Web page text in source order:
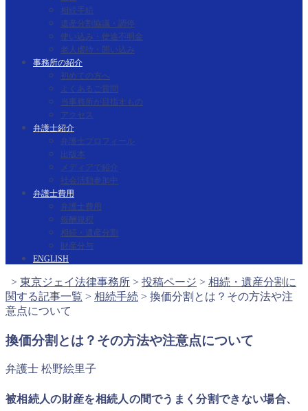
相続手続
遺産分割協議・調停
使い込み・使途不明金
老人虐待・囲い込み
事務所の紹介
初めての方へ
よくあるご質問
当事務所が目指すもの
アクセス
弁護士紹介
弁護士プロフィール
出版本
メディアで紹介
社会活動参加中
弁護士費用
弁護士費用
報酬規程
相続・遺産分割
財産分与
ENGLISH
> 東京ジェイ法律事務所 > 投稿ページ > 相続・遺産分割に
関する記事一覧 > 相続手続 > 換価分割とは？その方法や注
意点について
換価分割とは？その方法や注意点について
弁護士 松野絵里子
被相続人の財産を相続人の間でうまく分割できない場合、